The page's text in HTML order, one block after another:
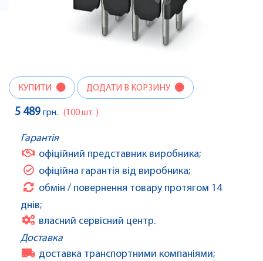
КУПИТИ ДОДАТИ В КОРЗИНУ
5 489 грн. (100 шт. )
Гарантія
офіційний представник виробника;
офіційна гарантія від виробника;
обмін / повернення товару протягом 14
днів;
власний сервісний центр.
Доставка
доставка транспортними компаніями;